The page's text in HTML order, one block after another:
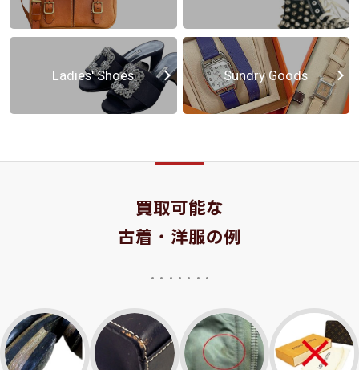
Ladies' Shoes Sundry Goods
買取可能な
古着・洋服の例